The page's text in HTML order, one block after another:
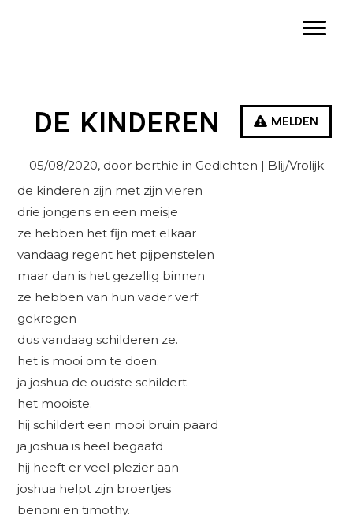
Melden
de kinderen
05/08/2020, door berthie in Gedichten | Blij/Vrolijk
de kinderen zijn met zijn vieren
drie jongens en een meisje
ze hebben het fijn met elkaar
vandaag regent het pijpenstelen
maar dan is het gezellig binnen
ze hebben van hun vader verf
gekregen
dus vandaag schilderen ze.
het is mooi om te doen.
ja joshua de oudste schildert
het mooiste.
hij schildert een mooi bruin paard
ja joshua is heel begaafd
hij heeft er veel plezier aan
joshua helpt zijn broertjes
benoni en timothy.